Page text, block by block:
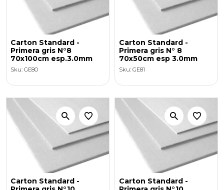
Carton Standard -
Primera gris N°8
70x100cm esp.3.0mm
Sku: GE80
Carton Standard -
Primera gris N° 8
70x50cm esp 3.0mm
Sku: GE81
Carton Standard -
Carton Standard -